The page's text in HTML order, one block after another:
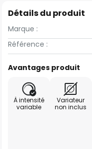
Détails du produit
Marque :
Référence :
Avantages produit
À intensité
variable
Variateur
non inclus